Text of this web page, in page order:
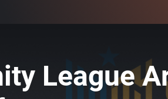
League